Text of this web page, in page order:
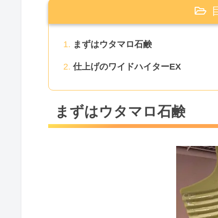
まずはウタマロ石鹸
仕上げのワイドハイターEX
まずはウタマロ石鹸